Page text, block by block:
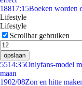
18817:15Boeken worden
Lifestyle
Lifestyle
Scrollbar gebruiken
opslaan
5514:35Onlyfans-model
maan
1902/08Zon en hitte